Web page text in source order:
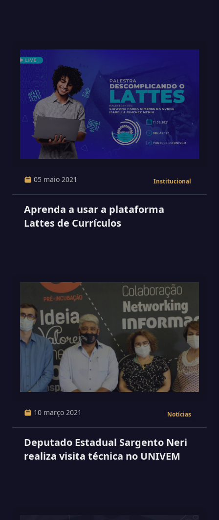
05 maio 2021 Institucional
Aprenda a usar a plataforma
Lattes de Currículos
10 março 2021 Notícias
Deputado Estadual Sargento Neri
realiza visita técnica no UNIVEM